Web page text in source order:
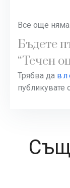
Все още няма
Бъдете
“Течен
Трябва да
публикувате